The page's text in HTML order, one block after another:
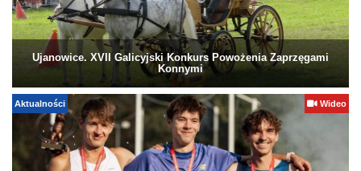
Ujanowice. XVII Galicyjski Konkurs Powożenia Zaprzęgami
Konnymi
Aktualności Wideo